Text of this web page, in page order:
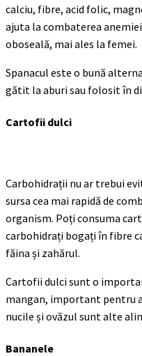
calciu, fibre, acid folic,
ajuta la combaterea
oboseală, mai ales la femei.
Spanacul este o bună
gătit la aburi sau folosit în
Cartofii dulci
Carbohidrații nu ar trebui
sursa cea mai rapidă de
organism. Poți consuma
carbohidrați bogați în fibre
făina și zahărul.
Cartofii dulci sunt o
mangan, important pentru
nucile și ovăzul sunt alte
Bananele